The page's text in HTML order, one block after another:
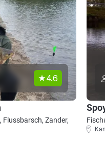
4.6
Flussbarsch, Zander,